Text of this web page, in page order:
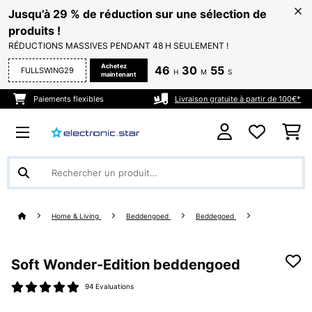
Jusqu’à 29 % de réduction sur une sélection de
produits !
RÉDUCTIONS MASSIVES PENDANT 48 H SEULEMENT !
FULLSWING29
Achetez
maintenant
46 H 30 M 55 S
Paiements flexibles Livraison gratuite à partir de 100€*
Home & Living Beddengoed Beddegoed
Soft Wonder-Edition beddengoed
94 Evaluations